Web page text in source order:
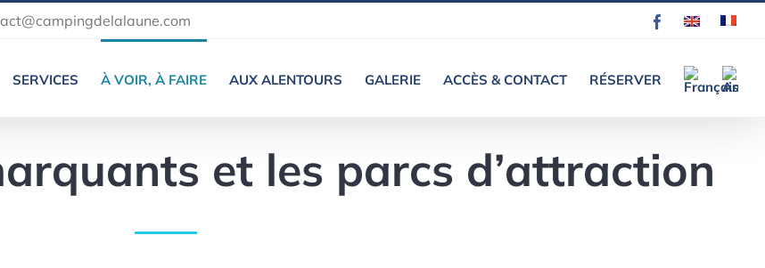
Facebook
EN FR
SERVICES À VOIR, À FAIRE AUX ALENTOURS GALERIE ACCÈS & CONTACT RÉSERVER
et les parcs d’attraction